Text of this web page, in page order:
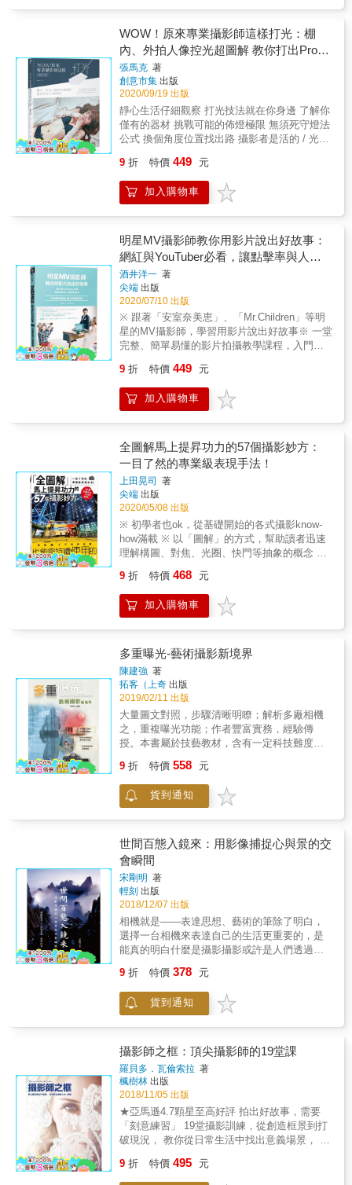
實現，哪怕只是用一支智慧型手機，也可以拍
出職業級的絕美照片！ 各界名人 誠摯推薦 火
野攝影、陳漢榮 Herman Chen、琴佳諾、黑
麵、餐桌上的攝影師
能邁向專業的美食攝影師！ ・不用複雜的器
失手！構圖和搭景的色彩理論與視覺重量原理
・不藏私攝影師必備小物，拍出和廣告照片般
的漢堡！ ・用手機拍也可以！搭配本書的專業
指導，讓你在社群PO的美食照片一定讚數飆
升！ 【國外推薦】 「本書是所有美食攝影師的
必讀聖經！」 － 麥可・強森，Mike Bakes
NYC社群創始人／Even Better Brownies作者。
「瓊妮是化腐朽為神奇的大師，再難駕馭的食
Downshiftology社群創始人。 「《完美食物攝
增。」 － 瑞秋・科里奈克，Two Loves Studio
社群創始人。 「瓊妮的教學風格，不論你是新
手還是老練的攝影師都能輕易拍出食物美照，
這本書推薦給所有美食出版社！」 － 荷莉・尼
爾森，Spend with Pennies 社群創始人。 &
覽的次數。 & 本書邀請三位活躍在Instagram上
的日本人氣寫真家，將各自工作、接案所累積
下來的拍攝心得集結在這本著作，向大家分享
如何拍出熱門且有質感的商品照片！ & 書中透
過三人的作品，可以看到各自擅長的拍攝主體
物和照片風格，且因為長期專注在商品攝影
上，自然而然累積出對於構築照片所應該有的
視角和法則。透過作者的文字敘述及解說，可
以更加瞭解作者在每一次拿起相機啪擦按下快
門之前，腦海中所浮現的光景。 & 本書重點 &
理想的商品照片。 擁有懂得欣賞美感的思維，
是拍出好照片的第一步。 強調主題+副題的搭
配，利用情境及價值觀來產生共鳴。 善用後製
看者的感覺情境。 主題式教學，幫助融會貫
通，提升創造性思考。 & 12大類主題式教學 &
雜貨、飾品、美妝、服裝、鞋子、花卉 料理、
室內裝潢、咖啡廳、電腦相機、工作坊、旅行&
& 無論是個人興趣，或者是商業接案， 只要將
書中作者所分享的思維和拍攝技巧應用在其
中， 一定可以有效地拍出更好的照片。 這樣的
照片即使大量地出現在Instagram上，也不會令
一定攝影經驗的老手。 從觀看者的角度深入探
討，說明如何吸引使用者的目光。 12大類別的
主題說明，迅速擁有全能身手的拍攝技巧。 構
思攝影後製一次揭曉，拍出日系寫真風格的商
品照。 &
WOW！原來專業攝影師這樣打光：棚
內、外拍人像控光超圖解 教你打出Pro級
燈法(暢銷紀念版)
張馬克 著
創意市集 出版
2020/09/19 出版
靜心生活仔細觀察 打光技法就在你身邊 了解你
僅有的器材 挑戰可能的佈燈極限 無須死守燈法
公式 換個角度位置找出路 攝影者是活的 / 光線
原來專業攝影師這樣打光(暢銷紀念版)》為張馬
克沉潛多年後的打光心法與技法，不論是內容
或是打光的方式都與以往大不相同。本書根據
所需快速索引至合適的學習章節，附有佈光圖
明確標示燈架位置，讓自學攝影更為容易。 除
了攝影棚內的佈光訓練外，更結合人像外拍打
光，透過不同的燈具配件，挑戰戶外拍攝的環
境限制，詳細說明在打燈之前，應先搞懂手上
的器材，拍攝時才能發揮到最大值，又或者遇
到重重阻礙的解套步驟，永遠不要害怕打出失
敗的光線，唯有不斷犯錯才能從中找出對的光
法，仔細觀察、換個位置角度、繞著模特兒轉
一圈，打光方法自在人心，一支燈不是只有一
9 折 特價 449 元
加入購物車
明星MV攝影師教你用影片說出好故事：
網紅與YouTuber必看，讓點擊率與人氣
輕鬆破表
酒井洋一 著
尖端 出版
2020/07/10 出版
※ 跟著「安室奈美恵」、「Mr.Children」等明
星的MV攝影師，學習用影片說出好故事※ 一堂
完整、簡單易懂的影片拍攝教學課程，入門
（可用QR Code線上欣賞），徹底了解拍攝、
剪輯與配樂的要領※ 從靈感發想、器材選用、
運鏡、打光、剪輯、配樂，學習好萊塢級的拍
例影片進行的影片拍攝重點剖析3. 破除許多影
片拍攝方面的困惑與疑慮4. 學會怎麼策劃與執
行每一次的分鏡與取景5. 融會貫通並且活用在
手機的影片拍攝上6. 懂得思考與分析不同情境
的最佳拍法7. 讓自己的攝影作品更上一層樓的
秘訣在這個手機攝影功能日益強大的年代，有
越來越多的人開始投入影片拍攝的世界。而隨
著婚禮、產品介紹、Vlog等場合所衍生的影片
拍攝需求，也跟著日益增多。本書由曾拍攝
「安室奈美恵」、「Mr.Children」等知名藝人
影片製作團隊大力肯定的婚禮攝影師「酒井洋
一」，從影片的靈感發想、器材的選用、鏡位
與相機運鏡手法、打光、配樂、剪輯，提供一
各式要領的解說，更特別收錄8段高水準的實拍
作品（包括：海外婚禮、日本婚禮、商業影片
等）並附上QR Code方便讀者一邊在線上瀏
覽，一邊搭配本書當中的重點摘要說明，以便
更加具體與有效地學會媲美好萊塢等級的影片
拍攝訣竅！
9 折 特價 449 元
加入購物車
全圖解馬上提昇功力的57個攝影妙方：
一目了然的專業級表現手法！
上田晃司
著
尖端 出版
2020/05/08 出版
※ 初學者也ok，從基礎開始的各式攝影know-
how滿載 ※ 以「圖解」的方式，幫助讀者迅速
理解構圖、對焦、光圈、快門等抽象的概念 ※
驥，分次到位與學習 ※ 用大量的「實拍範
例」，搭配簡單扼要的重點說明，提昇學習成
效 ※ 就算用手機拍也能夠受用的扎實攝影觀念
富教學經驗暢銷作家親撰的攝影絕活 3. 破除許
多拍照方面的困惑與疑慮 4. 學會怎麼捕捉下眼
前的每一道美景 5. 融會貫通並且活用在手機攝
影上 6. 懂得思考與分析不同情境的最佳拍法 7.
讓自己的攝影作品更上一層樓的秘訣 在這個因
為智慧型手機的緣故，幾乎人人都在拍照的年
代裡，攝影儼然已經是一場不分男女老少的全
民運動了。 然而，要怎麼樣活用手中的各式攝
影器材，拍出令親友稱羨不已的美照，可就需
忙碌的現代人來說，卻不見得有足夠的時間可
以參加動輒數周甚至是數個月的攝影課程，此
時，本書就是一個最棒的「個人攝影家教」。
由知名攝影名家／暢銷作家「上田晃司」親自
操刀所有的拍攝與內容撰稿，以「全圖解」的
形式，把各種曾經讓許多人打退堂鼓，不得其
門而入的「光圈」、「快門」、「感光度」、
「構圖」、「對焦」、「景深」、「光影」、
「色溫」等各式抽象的概念，全都用最簡單易
懂的「圖例」、「實拍照」與「重點提示」，
讓每一位讀者都可以迅速吸收與學習名家的攝
影know-how，飛快提昇自己的攝影功力。 各界
榮 Herman Chen、黑麵
9 折 特價 468 元
加入購物車
多重曝光-藝術攝影新境界
陳建強 著
拓客（上奇 出版
2019/02/11 出版
大量圖文對照，步驟清晰明瞭；解析多廠相機
之，重複曝光功能；作者豐富實務，經驗傳
授。本書屬於技藝教材，含有一定科技難度，
拍攝實例來介紹經驗，因此行文引人入勝，通
俗容易。作者也在書中分享自己如何掌握多重
曝光的心得體驗，避免人們產生誤解。如：強
門，不同廠牌的相機間多重曝光的異同⋯⋯相
信讀者閱讀本書，很快就能學會多重曝光技
法，創作出與眾不同的新作。
9 折 特價 558 元
貨到通知
世間百態入鏡來：用影像捕捉心與景的交
會瞬間
宋剛明 著
輕刻 出版
2018/12/07 出版
相機就是——表達思想、藝術的筆除了明白，
選擇一台相機來表達自己的生活更重要的，是
能真的明白什麼是攝影攝影或許是人們透過影
記錄生活的一切體驗與領悟，如同寄生於攝影
般，和影像共存。本書深入認識攝影與影像的
發展，從數位相機的影響談起，回顧攝影的起
立成章，又相互關聯，以日常故事為入手點，
通俗易讀，而引出的觀點又讓人撫卷沈思。全
書語言風趣、睿智，醍醐灌頂，充滿了哲人般
的思維。非常適合攝影人作為枕邊書閱讀。
9 折 特價 378 元
貨到通知
攝影師之框：頂尖攝影師的19堂課
羅貝多．瓦倫索拉 著
楓樹林 出版
2018/11/05 出版
★亞馬遜4.7顆星至高好評 拍出好故事，需要
「刻意練習」 19堂攝影訓練，從創造框景到打
破現況， 教你從日常生活中找出意義場景， 俯
就是要看到多數人沒有看見的東西。」 一個會
說故事的攝影師， 是善用構圖技巧，從日常生
9 折 特價 495 元